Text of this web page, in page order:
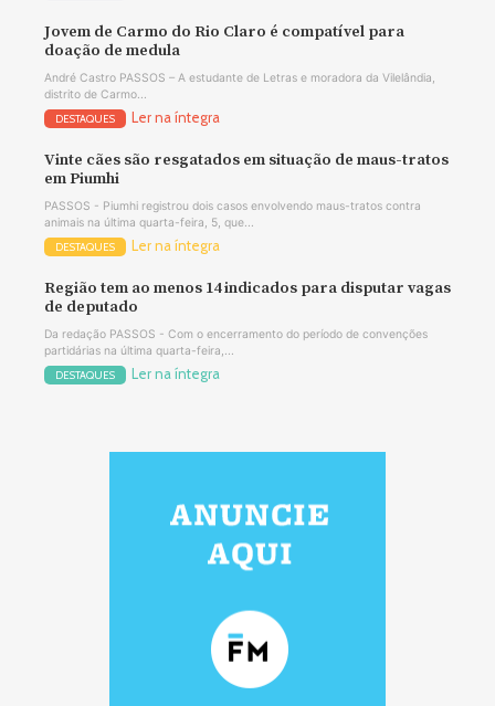
Jovem de Carmo do Rio Claro é compatível para
doação de medula
André Castro PASSOS – A estudante de Letras e moradora da Vilelândia,
distrito de Carmo...
DESTAQUES Ler na íntegra
Vinte cães são resgatados em situação de maus-tratos
em Piumhi
PASSOS - Piumhi registrou dois casos envolvendo maus-tratos contra
animais na última quarta-feira, 5, que...
DESTAQUES Ler na íntegra
Região tem ao menos 14 indicados para disputar vagas
de deputado
Da redação PASSOS - Com o encerramento do período de convenções
partidárias na última quarta-feira,...
DESTAQUES Ler na íntegra